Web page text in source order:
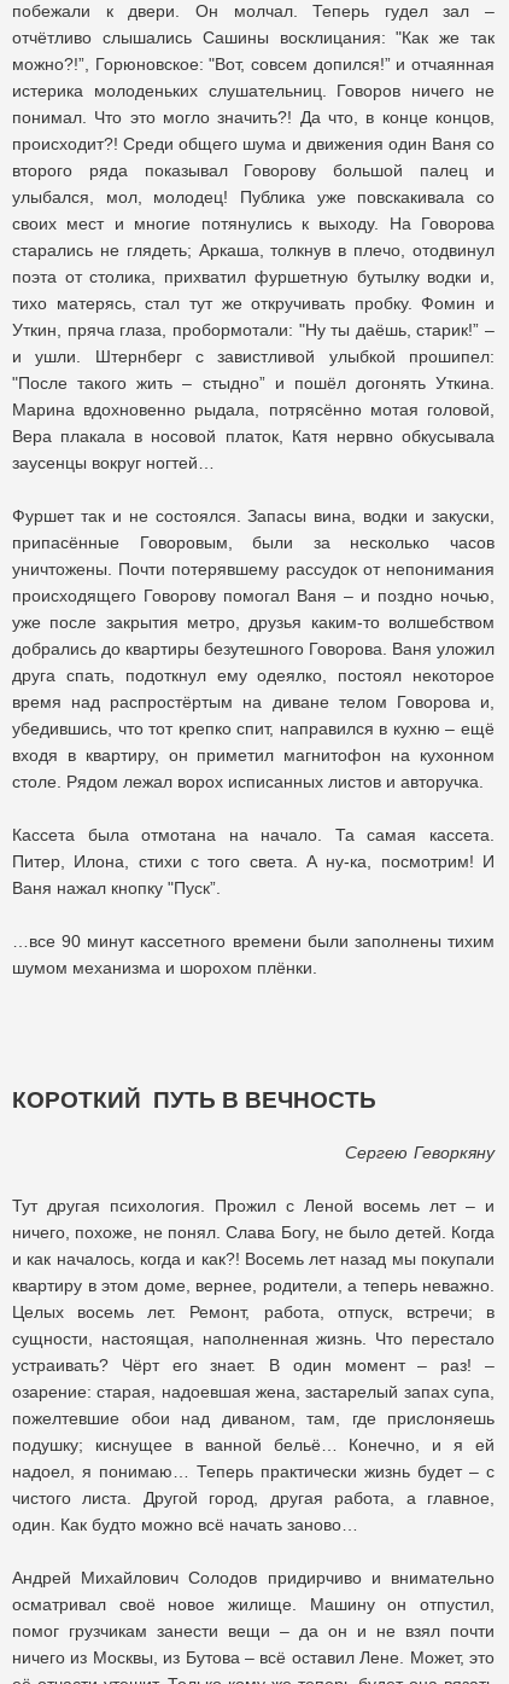
побежали к двери. Он молчал. Теперь гудел зал –
отчётливо слышались Сашины восклицания: "Как же так
можно?!”, Горюновское: "Вот, совсем допился!” и отчаянная
истерика молоденьких слушательниц. Говоров ничего не
понимал. Что это могло значить?! Да что, в конце концов,
происходит?! Среди общего шума и движения один Ваня со
второго ряда показывал Говорову большой палец и
улыбался, мол, молодец! Публика уже повскакивала со
своих мест и многие потянулись к выходу. На Говорова
старались не глядеть; Аркаша, толкнув в плечо, отодвинул
поэта от столика, прихватил фуршетную бутылку водки и,
тихо матерясь, стал тут же откручивать пробку. Фомин и
Уткин, пряча глаза, пробормотали: "Ну ты даёшь, старик!” –
и ушли. Штернберг с завистливой улыбкой прошипел:
"После такого жить – стыдно” и пошёл догонять Уткина.
Марина вдохновенно рыдала, потрясённо мотая головой,
Вера плакала в носовой платок, Катя нервно обкусывала
заусенцы вокруг ногтей…
Фуршет так и не состоялся. Запасы вина, водки и закуски,
припасённые Говоровым, были за несколько часов
уничтожены. Почти потерявшему рассудок от непонимания
происходящего Говорову помогал Ваня – и поздно ночью,
уже после закрытия метро, друзья каким-то волшебством
добрались до квартиры безутешного Говорова. Ваня уложил
друга спать, подоткнул ему одеялко, постоял некоторое
время над распростёртым на диване телом Говорова и,
убедившись, что тот крепко спит, направился в кухню – ещё
входя в квартиру, он приметил магнитофон на кухонном
столе. Рядом лежал ворох исписанных листов и авторучка.
Кассета была отмотана на начало. Та самая кассета.
Питер, Илона, стихи с того света. А ну-ка, посмотрим! И
Ваня нажал кнопку "Пуск”.
…все 90 минут кассетного времени были заполнены тихим
шумом механизма и шорохом плёнки.
КОРОТКИЙ ПУТЬ В ВЕЧНОСТЬ
Сергею Геворкяну
Тут другая психология. Прожил с Леной восемь лет – и
ничего, похоже, не понял. Слава Богу, не было детей. Когда
и как началось, когда и как?! Восемь лет назад мы покупали
квартиру в этом доме, вернее, родители, а теперь неважно.
Целых восемь лет. Ремонт, работа, отпуск, встречи; в
сущности, настоящая, наполненная жизнь. Что перестало
устраивать? Чёрт его знает. В один момент – раз! –
озарение: старая, надоевшая жена, застарелый запах супа,
пожелтевшие обои над диваном, там, где прислоняешь
подушку; киснущее в ванной бельё… Конечно, и я ей
надоел, я понимаю… Теперь практически жизнь будет – с
чистого листа. Другой город, другая работа, а главное,
один. Как будто можно всё начать заново…
Андрей Михайлович Солодов придирчиво и внимательно
осматривал своё новое жилище. Машину он отпустил,
помог грузчикам занести вещи – да он и не взял почти
ничего из Москвы, из Бутова – всё оставил Лене. Может, это